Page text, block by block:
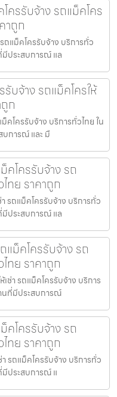
ครรับจ้าง รถแม็คโคร
าถูก
รถแม็คโครรับจ้าง บริการทั่ว
มีประสบการณ์ แล
รับจ้าง รถแม็คโครให้
ก
คโครรับจ้าง บริการทั่วไทย ใน
บการณ์ และ มื
คโครรับจ้าง รถ
ทย ราคาถูก
รถแม็คโครรับจ้าง บริการทั่ว
มีประสบการณ์ แล
แม็คโครรับจ้าง รถ
ทย ราคาถูก
ช่า รถแม็คโครรับจ้าง บริการ
นที่มีประสบการณ์
คโครรับจ้าง รถ
ทย ราคาถูก
า รถแม็คโครรับจ้าง บริการทั่ว
มีประสบการณ์ แ